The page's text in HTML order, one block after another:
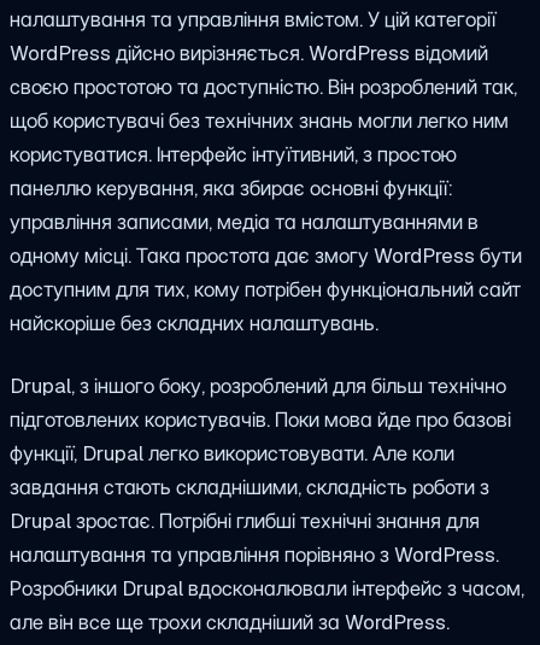
налаштування та управління вмістом. У цій категорії
WordPress дійсно вирізняється. WordPress відомий
своєю простотою та доступністю. Він розроблений так,
щоб користувачі без технічних знань могли легко ним
користуватися. Інтерфейс інтуїтивний, з простою
панеллю керування, яка збирає основні функції:
управління записами, медіа та налаштуваннями в
одному місці. Така простота дає змогу WordPress бути
доступним для тих, кому потрібен функціональний сайт
найскоріше без складних налаштувань.
Drupal, з іншого боку, розроблений для більш технічно
підготовлених користувачів. Поки мова йде про базові
функції, Drupal легко використовувати. Але коли
завдання стають складнішими, складність роботи з
Drupal зростає. Потрібні глибші технічні знання для
налаштування та управління порівняно з WordPress.
Розробники Drupal вдосконалювали інтерфейс з часом,
але він все ще трохи складніший за WordPress.